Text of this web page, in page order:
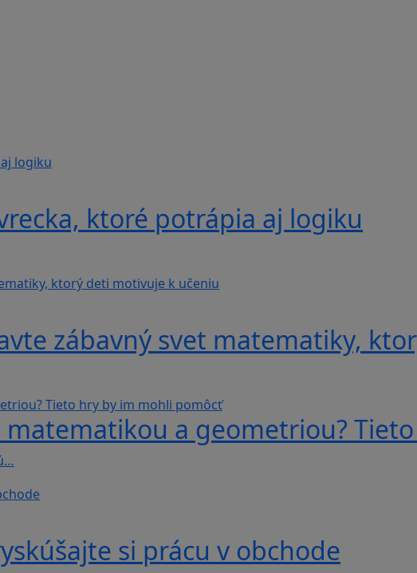
ktoré potrápia aj logiku
zábavný svet matematiky,
a geometriou?
si prácu v obchode